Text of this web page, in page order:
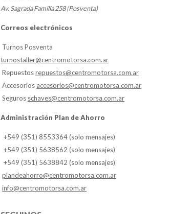
Av. Sagrada Familia 258 (Posventa)
Correos electrónicos
Turnos Posventa
turnostaller@centromotorsa.com.ar
Repuestosrepuestos@centromotorsa.com.ar
Accesorios accesorios@centromotorsa.com.ar
Seguros schaves@centromotorsa.com.ar
Administración Plan de Ahorro
+549 (351) 8553364 (solo mensajes)
+549 (351) 5638562 (solo mensajes)
+549 (351) 5638842 (solo mensajes)
plandeahorro@centromotorsa.com.ar
info@centromotorsa.com.ar